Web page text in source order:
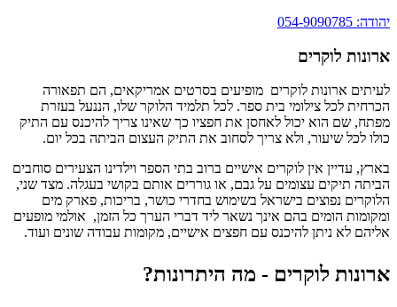
יהודה: 054-9090785
ארונות לוקרים
לעיתים ארונות לוקרים מופיעים בסרטים אמריקאים, הם תפאורה
הכרחית לכל צילומי בית ספר. לכל תלמיד הלוקר שלו, הננעל בעזרת
מפתח, שם הוא יכול לאחסן את חפציו כך שאינו צריך להיכנס עם התיק
כולו לכל שיעור, ולא צריך לסחוב את התיק העצום הביתה בכל יום.
בארץ, עדיין אין לוקרים אישיים ברוב בתי הספר וילדינו הצעירים סוחבים
הביתה תיקים עצומים על גבם, או גוררים אותם בקושי בעגלה. מצד שני,
הלוקרים נפוצים בישראל בשימוש בחדרי כושר, בריכות, פארק מים
ומקומות הומים בהם אינך נשאר ליד דברי הערך כל הזמן, אולמי מופעים
אליהם לא ניתן להיכנס עם חפצים אישיים, מקומות עבודה שונים ועוד.
ארונות לוקרים - מה היתרונות?